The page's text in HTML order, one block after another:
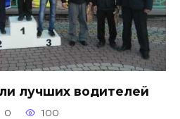
лучших водителей
0 100